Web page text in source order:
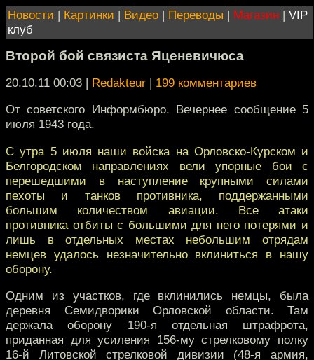
Новости | Картинки | Видео | Переводы | Магазин | VIP
клуб
Второй бой связиста Яценевичюса
20.10.11 00:03 | Redakteur | 199 комментариев
От советского Информбюро. Вечернее сообщение 5
июля 1943 года.
С утра 5 июля наши войска на Орловско-Курском и
Белгородском направлениях вели упорные бои с
перешедшими в наступление крупными силами
пехоты и танков противника, поддержанными
большим количеством авиации. Все атаки
противника отбиты с большими для него потерями и
лишь в отдельных местах небольшим отрядам
немцев удалось незначительно вклиниться в нашу
оборону.
Одним из участков, где вклинились немцы, была
деревня Семидворики Орловской области. Там
держала оборону 190-я отдельная штрафрота,
приданная для усиления 156-му стрелковому полку
16-й Литовской стрелковой дивизии (48-я армия,